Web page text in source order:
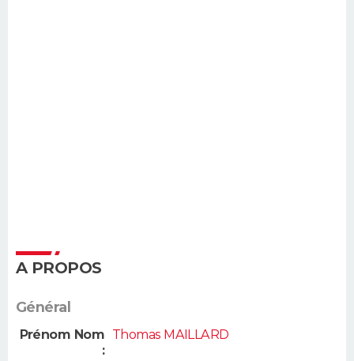
A PROPOS
Général
Prénom Nom
:
Thomas MAILLARD